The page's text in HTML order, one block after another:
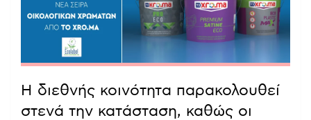
Η διεθνής κοινότητα παρακολουθεί
στενά την κατάσταση, καθώς οι